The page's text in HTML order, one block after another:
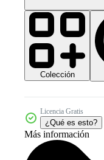
Colección
Licencia Gratis
¿Qué es esto?
Más información